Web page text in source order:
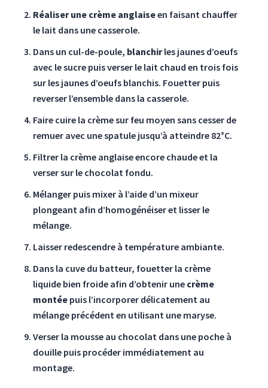
Réaliser une crème anglaiseen faisant chauffer
le lait dans une casserole.
Dans un cul-de-poule, blanchirles jaunes d’oeufs
avec le sucre puis verser le lait chaud en trois fois
sur les jaunes d’oeufs blanchis. Fouetter puis
reverser l’ensemble dans la casserole.
Faire cuire la crème sur feu moyen sans cesser de
remuer avec une spatule jusqu’à atteindre 82°C.
Filtrer la crème anglaise encore chaude et la
verser sur le chocolat fondu.
Mélanger puis mixer à l’aide d’un mixeur
plongeant afin d’homogénéiser et lisser le
mélange.
Laisser redescendre à température ambiante.
Dans la cuve du batteur, fouetter la crème
liquide bien froide afin d’obtenir une crème
montée puis l’incorporer délicatement au
mélange précédent en utilisant une maryse.
Verser la mousse au chocolat dans une poche à
douille puis procéder immédiatement au
montage.